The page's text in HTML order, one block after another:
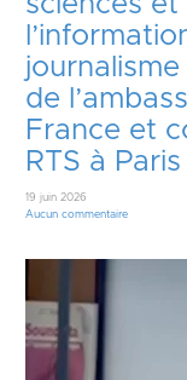
de
France et
RTS à Paris
19 juin 2026
Aucun commentaire